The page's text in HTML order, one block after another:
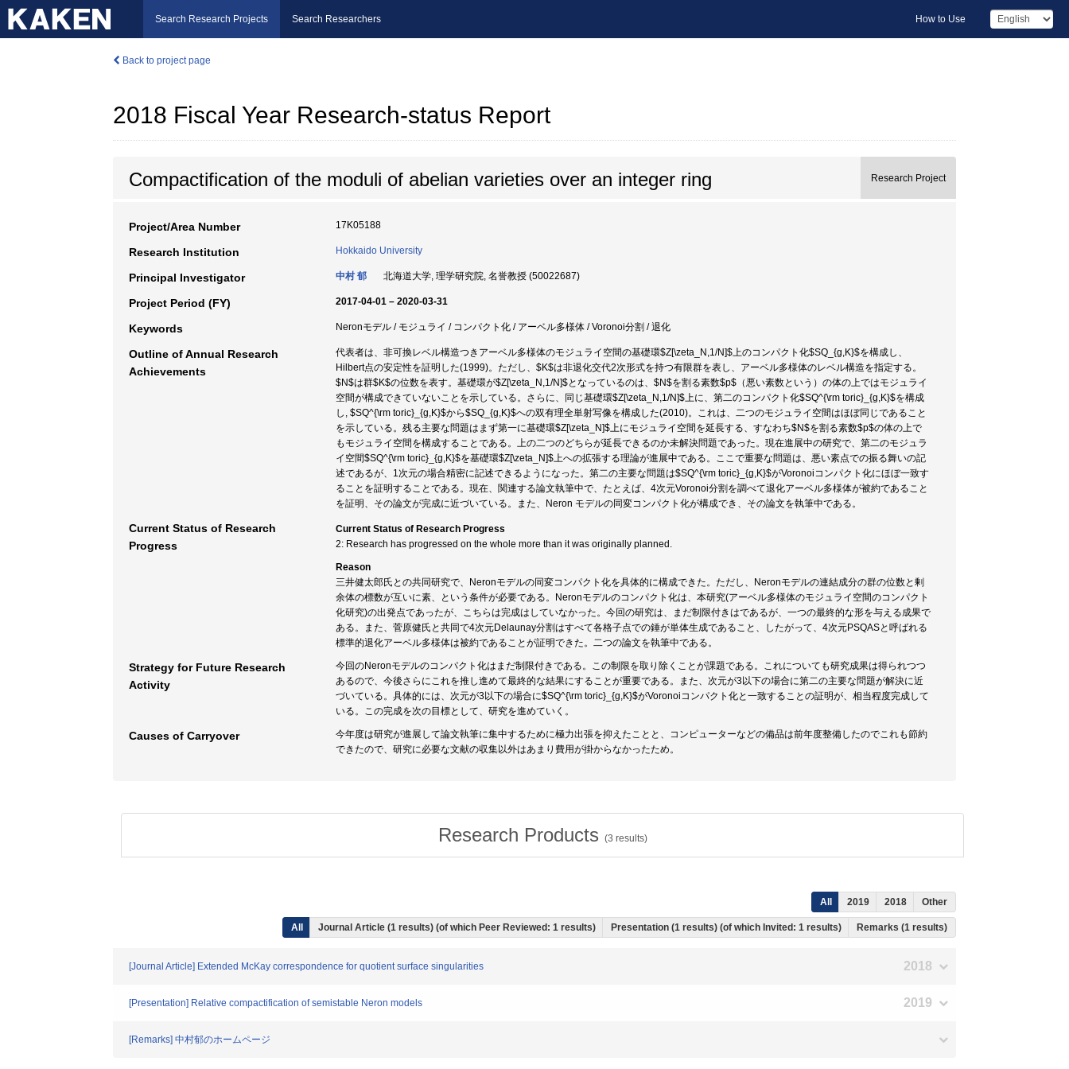
Search Research Projects Search Researchers How to Use
Back to project page
2018 Fiscal Year Research-status Report
Compactification of the moduli of abelian varieties over an integer ring Research Project
Project/Area Number 17K05188
Research Institution Hokkaido University
Principal Investigator 中村 郁 北海道大学, 理学研究院, 名誉教授 (50022687)
Project Period (FY) 2017-04-01 – 2020-03-31
Keywords Neronモデル / モジュライ / コンパクト化 / アーベル多様体 / Voronoi分割 / 退化
Outline of Annual Research
Achievements
代表者は、非可換レベル構造つきアーベル多様体のモジュライ空間の基礎環$Z[\zeta_N,1/N]$上のコンパクト化$SQ_{g,K}$を構成し、
Hilbert点の安定性を証明した(1999)。ただし、$K$は非退化交代2次形式を持つ有限群を表し、アーベル多様体のレベル構造を指定する。
$N$は群$K$の位数を表す。基礎環が$Z[\zeta_N,1/N]$となっているのは、$N$を割る素数$p$（悪い素数という）の体の上ではモジュライ
空間が構成できていないことを示している。さらに、同じ基礎環$Z[\zeta_N,1/N]$上に、第二のコンパクト化$SQ^{\rm toric}_{g,K}$を構成
し, $SQ^{\rm toric}_{g,K}$から$SQ_{g,K}$への双有理全単射写像を構成した(2010)。これは、二つのモジュライ空間はほぼ同じであること
を示している。残る主要な問題はまず第一に基礎環$Z[\zeta_N]$上にモジュライ空間を延長する、すなわち$N$を割る素数$p$の体の上で
もモジュライ空間を構成することである。上の二つのどちらが延長できるのか未解決問題であった。現在進展中の研究で、第二のモジュラ
イ空間$SQ^{\rm toric}_{g,K}$を基礎環$Z[\zeta_N]$上への拡張する理論が進展中である。ここで重要な問題は、悪い素点での振る舞いの記
述であるが、1次元の場合精密に記述できるようになった。第二の主要な問題は$SQ^{\rm toric}_{g,K}$がVoronoiコンパクト化にほぼ一致す
ることを証明することである。現在、関連する論文執筆中で、たとえば、4次元Voronoi分割を調べて退化アーベル多様体が被約であること
を証明、その論文が完成に近づいている。また、Neron モデルの同変コンパクト化が構成でき、その論文を執筆中である。
Current Status of Research
Progress
Current Status of Research Progress
2: Research has progressed on the whole more than it was originally planned.
Reason
三井健太郎氏との共同研究で、Neronモデルの同変コンパクト化を具体的に構成できた。ただし、Neronモデルの連結成分の群の位数と剰
余体の標数が互いに素、という条件が必要である。Neronモデルのコンパクト化は、本研究(アーベル多様体のモジュライ空間のコンパクト
化研究)の出発点であったが、こちらは完成はしていなかった。今回の研究は、まだ制限付きはであるが、一つの最終的な形を与える成果で
ある。また、菅原健氏と共同で4次元Delaunay分割はすべて各格子点での錘が単体生成であること、したがって、4次元PSQASと呼ばれる
標準的退化アーベル多様体は被約であることが証明できた。二つの論文を執筆中である。
Strategy for Future Research
Activity
今回のNeronモデルのコンパクト化はまだ制限付きである。この制限を取り除くことが課題である。これについても研究成果は得られつつ
あるので、今後さらにこれを推し進めて最終的な結果にすることが重要である。また、次元が3以下の場合に第二の主要な問題が解決に近
づいている。具体的には、次元が3以下の場合に$SQ^{\rm toric}_{g,K}$がVoronoiコンパクト化と一致することの証明が、相当程度完成して
いる。この完成を次の目標として、研究を進めていく。
Causes of Carryover
今年度は研究が進展して論文執筆に集中するために極力出張を抑えたことと、コンピューターなどの備品は前年度整備したのでこれも節約
できたので、研究に必要な文献の収集以外はあまり費用が掛からなかったため。
Research Products (3 results)
All 2019 2018 Other
All Journal Article (1 results) (of which Peer Reviewed: 1 results) Presentation (1 results) (of which Invited: 1 results) Remarks (1 results)
[Journal Article] Extended McKay correspondence for quotient surface singularities 2018
[Presentation] Relative compactification of semistable Neron models 2019
[Remarks] 中村郁のホームページ